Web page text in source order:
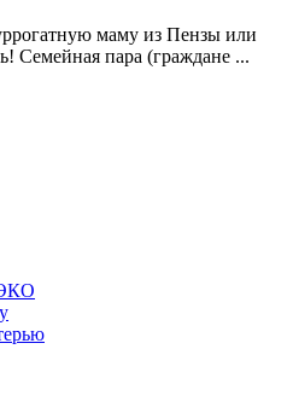
маму из Пензы или
Семейная пара (граждане ...